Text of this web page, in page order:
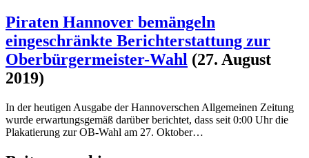
Piraten Hannover bemängeln
eingeschränkte Berichterstattung zur
Oberbürgermeister-Wahl (27. August
2019)
In der heutigen Ausgabe der Hannoverschen Allgemeinen Zeitung
wurde erwartungsgemäß darüber berichtet, dass seit 0:00 Uhr die
Plakatierung zur OB-Wahl am 27. Oktober…